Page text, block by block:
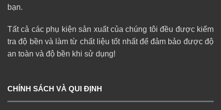
bạn.
Tất cả các phụ kiện sản xuất của chúng tôi đều được kiểm
tra độ bền và làm từ chất liệu tốt nhất để đảm bảo được độ
an toàn và độ bền khi sử dụng!
CHÍNH SÁCH VÀ QUI ĐỊNH